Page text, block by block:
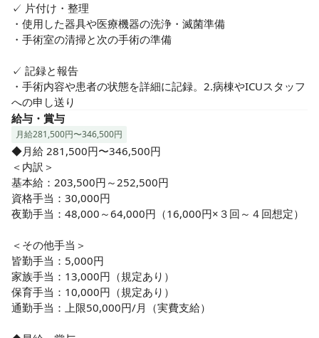
✓ 片付け・整理
・使用した器具や医療機器の洗浄・滅菌準備
・手術室の清掃と次の手術の準備
✓ 記録と報告
・手術内容や患者の状態を詳細に記録。2.病棟やICUスタッフ
への申し送り
給与・賞与
月給281,500円〜346,500円
◆月給 281,500円〜346,500円
＜内訳＞
基本給：203,500円～252,500円
資格手当：30,000円
夜勤手当：48,000～64,000円（16,000円×３回～４回想定）
＜その他手当＞
皆勤手当：5,000円
家族手当：13,000円（規定あり）
保育手当：10,000円（規定あり）
通勤手当：上限50,000円/月（実費支給）